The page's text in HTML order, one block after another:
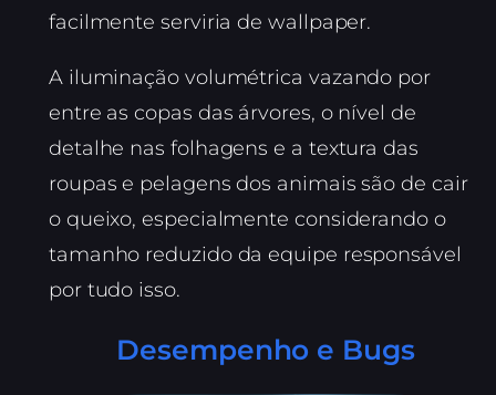
facilmente serviria de wallpaper.
A iluminação volumétrica vazando por
entre as copas das árvores, o nível de
detalhe nas folhagens e a textura das
roupas e pelagens dos animais são de cair
o queixo, especialmente considerando o
tamanho reduzido da equipe responsável
por tudo isso.
Desempenho e Bugs